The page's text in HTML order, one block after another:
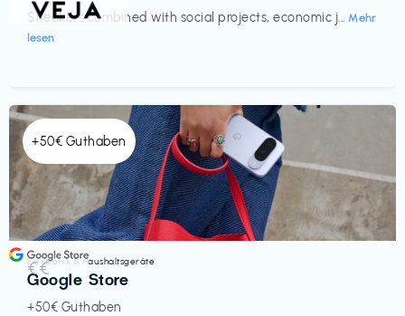
Sneakers combined with social projects, economic j... Mehr
lesen
+50€ Guthaben
Elektronik & Haushaltsgeräte
Google Store
+50€ Guthaben
€€‎